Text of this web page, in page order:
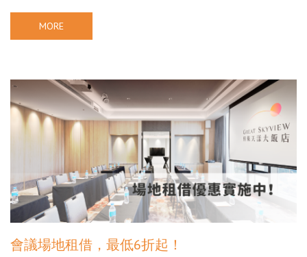
MORE
會議場地租借，最低6折起！